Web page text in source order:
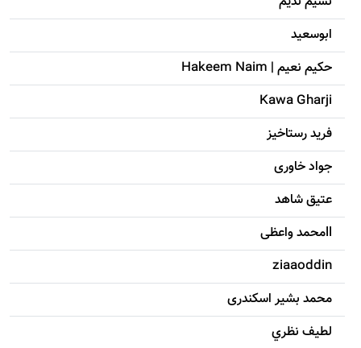
ابوسعيد
حکيم نعيم | Hakeem Naim
Kawa Gharji
فرید رستاخیز
جواد خاوری
عتیق شاهد
llمحمد واعظی
ziaaoddin
محمد بشیر اسکندری
لطيف نظري